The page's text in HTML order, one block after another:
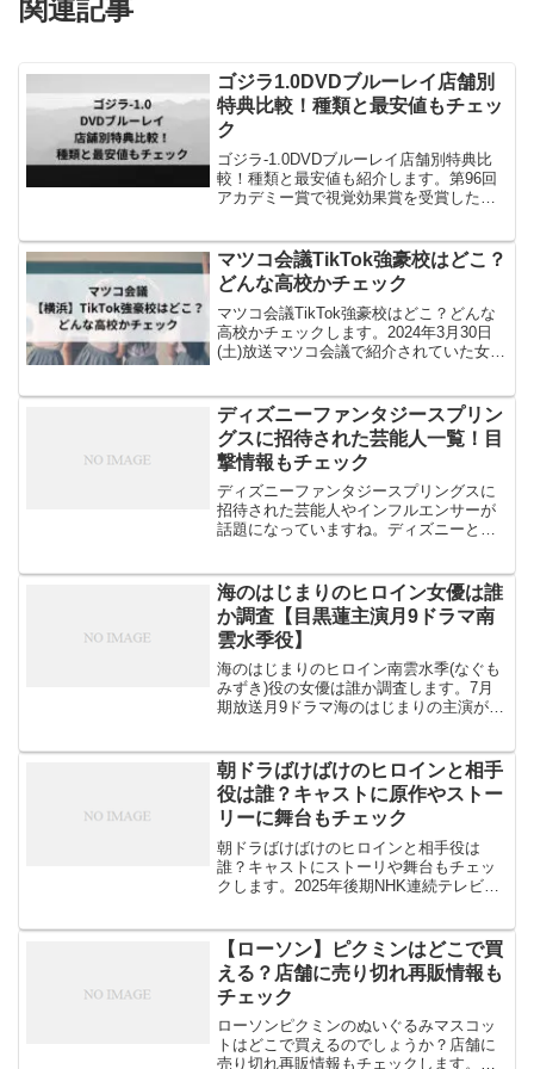
関連記事
ゴジラ1.0DVDブルーレイ店舗別
特典比較！種類と最安値もチェッ
ク
ゴジラ-1.0DVDブルーレイ店舗別特典比
較！種類と最安値も紹介します。第96回
アカデミー賞で視覚効果賞を受賞した
自宅でも味わいたいですよね。予約購入
す...
マツコ会議TikTok強豪校はどこ？
どんな高校かチェック
マツコ会議TikTok強豪校はどこ？どんな
高校かチェックします。2024年3月30日
(土)放送マツコ会議で紹介されていた女子
府などの他府県からわざわざ受験すると
い...
ディズニーファンタジースプリン
グスに招待された芸能人一覧！目
撃情報もチェック
ディズニーファンタジースプリングスに
招待された芸能人やインフルエンサーが
話題になっていますね。ディズニーと縁
す。ディズニーファンタジースプリング
スに招待された芸能人やイ...
海のはじまりのヒロイン女優は誰
か調査【目黒蓮主演月9ドラマ南
雲水季役】
海のはじまりのヒロイン南雲水季(なぐも
みずき)役の女優は誰か調査します。7月
期放送月9ドラマ海のはじまりの主演が目
から注目度満点のドラマです。目黒蓮さ
んが初の父...
朝ドラばけばけのヒロインと相手
役は誰？キャストに原作やストー
リーに舞台もチェック
朝ドラばけばけのヒロインと相手役は
誰？キャストにストーリや舞台もチェッ
クします。2025年後期NHK連続テレビ小
ツ」をモデルとしたドラマです。ヒロイ
ンの小泉セツや夫...
【ローソン】ピクミンはどこで買
える？店舗に売り切れ再販情報も
チェック
ローソンピクミンのぬいぐるみマスコッ
トはどこで買えるのでしょうか？店舗に
売り切れ再販情報もチェックします。